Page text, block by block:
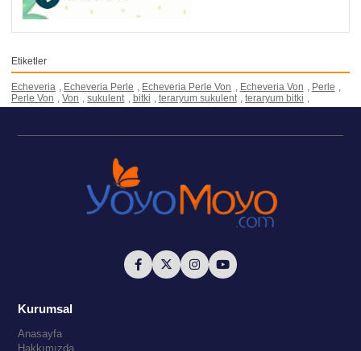
Etiketler
Echeveria , Echeveria Perle , Echeveria Perle Von , Echeveria Von , Perle ,
Perle Von , Von , sukulent , bitki , teraryum sukulent , teraryum bitki ,
Kurumsal
Anasayfa
Hakkımızda